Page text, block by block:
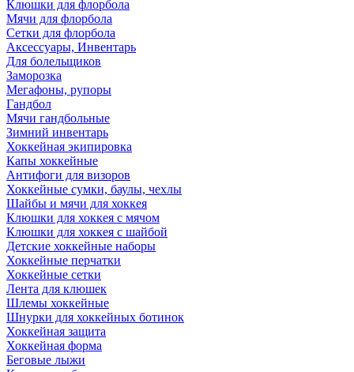
Клюшки для флорбола
Мячи для флорбола
Сетки для флорбола
Аксессуары, Инвентарь
Для болельщиков
Заморозка
Мегафоны, рупоры
Гандбол
Мячи гандбольные
Зимний инвентарь
Хоккейная экипировка
Капы хоккейные
Антифоги для визоров
Хоккейные сумки, баулы, чехлы
Шайбы и мячи для хоккея
Клюшки для хоккея с мячом
Клюшки для хоккея с шайбой
Детские хоккейные наборы
Хоккейные перчатки
Хоккейные сетки
Лента для клюшек
Шлемы хоккейные
Шнурки для хоккейных ботинок
Хоккейная защита
Хоккейная форма
Беговые лыжи